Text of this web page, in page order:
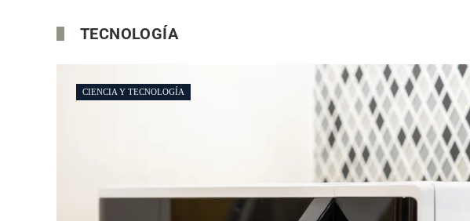
TECNOLOGÍA
CIENCIA Y TECNOLOGÍA